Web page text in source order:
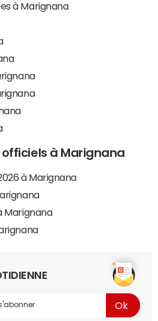
à Marignana
à Marignana
à Marignana
Marignana